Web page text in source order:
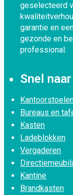
geselecteerd
garantie en
gezonde en
professional.
Snel naar
Bureaus en
Kasten
Ladeblokken
Vergaderen
Kantine
Brandkasten